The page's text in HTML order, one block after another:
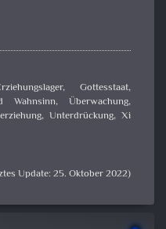
,Gottesstaat,
Wahnsinn,Überwachung,
, Unterdrückung, Xi
Update: 25. Oktober 2022)